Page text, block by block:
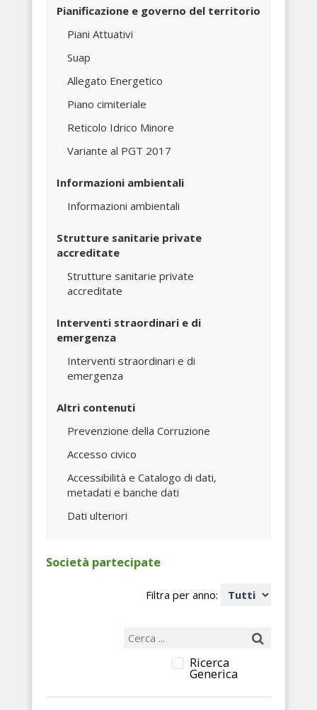
Pianificazione e governo del territorio
Piani Attuativi
Suap
Allegato Energetico
Piano cimiteriale
Reticolo Idrico Minore
Variante al PGT 2017
Informazioni ambientali
Informazioni ambientali
Strutture sanitarie private
accreditate
Strutture sanitarie private
accreditate
Interventi straordinari e di
emergenza
Interventi straordinari e di
emergenza
Altri contenuti
Prevenzione della Corruzione
Accesso civico
Accessibilità e Catalogo di dati,
metadati e banche dati
Dati ulteriori
Società partecipate
Filtra per anno:
Ricerca
Generica